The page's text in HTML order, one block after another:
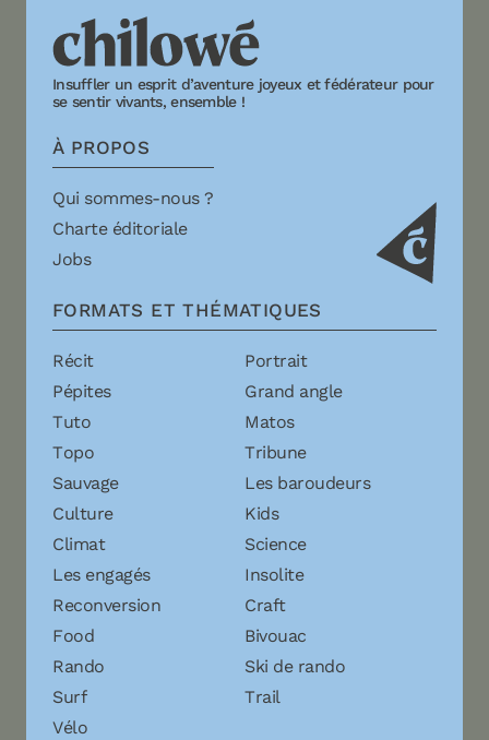
Insuffler un esprit d’aventure joyeux et fédérateur pour
se sentir vivants, ensemble !
À PROPOS
Qui sommes-nous ?
Charte éditoriale
Jobs
FORMATS ET THÉMATIQUES
Récit
Portrait
Pépites
Grand angle
Tuto
Matos
Topo
Tribune
Sauvage
Les baroudeurs
Culture
Kids
Climat
Science
Les engagés
Insolite
Reconversion
Craft
Food
Bivouac
Rando
Ski de rando
Surf
Trail
Vélo